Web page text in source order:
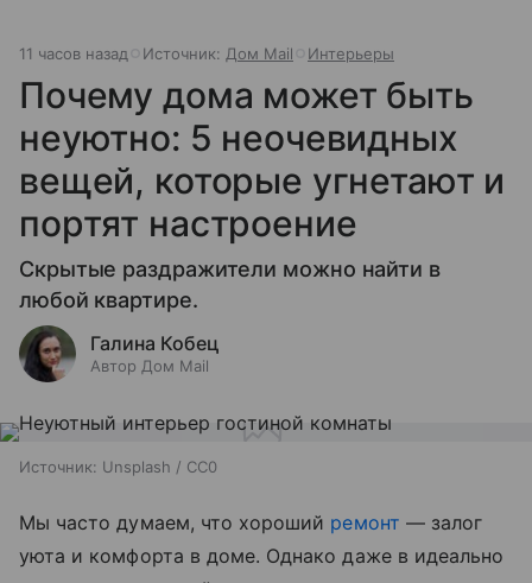
11 часов назад Источник: Дом Mail Интерьеры
Почему дома может быть
неуютно: 5 неочевидных
вещей, которые угнетают и
портят настроение
Скрытые раздражители можно найти в
любой квартире.
Галина Кобец
Автор Дом Mail
Источник: Unsplash / CC0
Мы часто думаем, что хороший ремонт — залог
уюта и комфорта в доме. Однако даже в идеально